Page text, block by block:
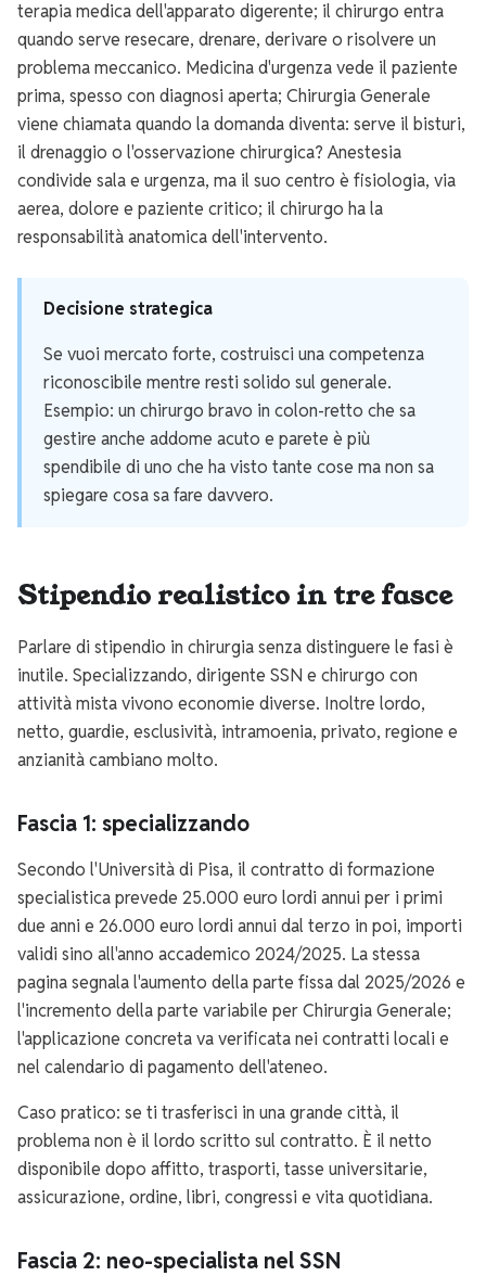
terapia medica dell'apparato digerente; il chirurgo entra
quando serve resecare, drenare, derivare o risolvere un
problema meccanico. Medicina d'urgenza vede il paziente
prima, spesso con diagnosi aperta; Chirurgia Generale
viene chiamata quando la domanda diventa: serve il bisturi,
il drenaggio o l'osservazione chirurgica? Anestesia
condivide sala e urgenza, ma il suo centro è fisiologia, via
aerea, dolore e paziente critico; il chirurgo ha la
responsabilità anatomica dell'intervento.
Decisione strategica
Se vuoi mercato forte, costruisci una competenza
riconoscibile mentre resti solido sul generale.
Esempio: un chirurgo bravo in colon-retto che sa
gestire anche addome acuto e parete è più
spendibile di uno che ha visto tante cose ma non sa
spiegare cosa sa fare davvero.
Stipendio realistico in tre fasce
Parlare di stipendio in chirurgia senza distinguere le fasi è
inutile. Specializzando, dirigente SSN e chirurgo con
attività mista vivono economie diverse. Inoltre lordo,
netto, guardie, esclusività, intramoenia, privato, regione e
anzianità cambiano molto.
Fascia 1: specializzando
Secondo l'Università di Pisa, il contratto di formazione
specialistica prevede 25.000 euro lordi annui per i primi
due anni e 26.000 euro lordi annui dal terzo in poi, importi
validi sino all'anno accademico 2024/2025. La stessa
pagina segnala l'aumento della parte fissa dal 2025/2026 e
l'incremento della parte variabile per Chirurgia Generale;
l'applicazione concreta va verificata nei contratti locali e
nel calendario di pagamento dell'ateneo.
Caso pratico: se ti trasferisci in una grande città, il
problema non è il lordo scritto sul contratto. È il netto
disponibile dopo affitto, trasporti, tasse universitarie,
assicurazione, ordine, libri, congressi e vita quotidiana.
Fascia 2: neo-specialista nel SSN